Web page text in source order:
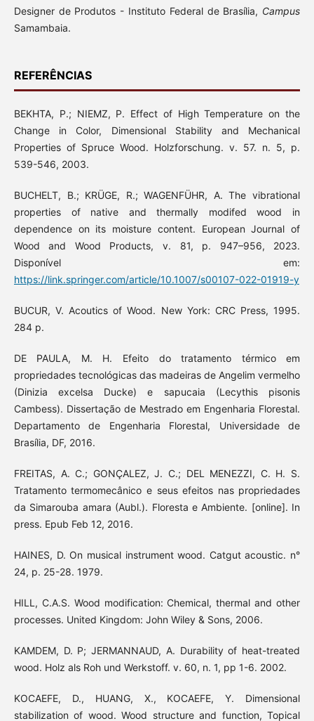
Designer de Produtos - Instituto Federal de Brasília, Campus
Samambaia.
REFERÊNCIAS
BEKHTA, P.; NIEMZ, P. Effect of High Temperature on the
Change in Color, Dimensional Stability and Mechanical
Properties of Spruce Wood. Holzforschung. v. 57. n. 5, p.
539-546, 2003.
BUCHELT, B.; KRÜGE, R.; WAGENFÜHR, A. The vibrational
properties of native and thermally modifed wood in
dependence on its moisture content. European Journal of
Wood and Wood Products, v. 81, p. 947–956, 2023.
Disponível em:
https://link.springer.com/article/10.1007/s00107-022-01919-y
BUCUR, V. Acoutics of Wood. New York: CRC Press, 1995.
284 p.
DE PAULA, M. H. Efeito do tratamento térmico em
propriedades tecnológicas das madeiras de Angelim vermelho
(Dinizia excelsa Ducke) e sapucaia (Lecythis pisonis
Cambess). Dissertação de Mestrado em Engenharia Florestal.
Departamento de Engenharia Florestal, Universidade de
Brasília, DF, 2016.
FREITAS, A. C.; GONÇALEZ, J. C.; DEL MENEZZI, C. H. S.
Tratamento termomecânico e seus efeitos nas propriedades
da Simarouba amara (Aubl.). Floresta e Ambiente. [online]. In
press. Epub Feb 12, 2016.
HAINES, D. On musical instrument wood. Catgut acoustic. n°
24, p. 25-28. 1979.
HILL, C.A.S. Wood modification: Chemical, thermal and other
processes. United Kingdom: John Wiley & Sons, 2006.
KAMDEM, D. P; JERMANNAUD, A. Durability of heat-treated
wood. Holz als Roh und Werkstoff. v. 60, n. 1, pp 1-6. 2002.
KOCAEFE, D., HUANG, X., KOCAEFE, Y. Dimensional
stabilization of wood. Wood structure and function, Topical